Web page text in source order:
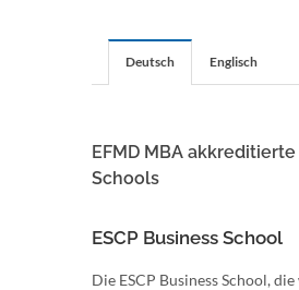
Deutsch Englisch
EFMD MBA
Schools
ESCP Business School
Die ESCP Business School,